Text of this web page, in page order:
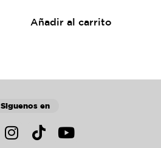
Añadir al carrito
Siguenos en